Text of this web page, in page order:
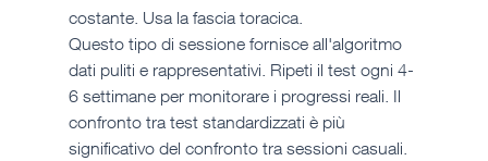
costante. Usa la fascia toracica.
Questo tipo di sessione fornisce all'algoritmo
dati puliti e rappresentativi. Ripeti il test ogni 4-
6 settimane per monitorare i progressi reali. Il
confronto tra test standardizzati è più
significativo del confronto tra sessioni casuali.